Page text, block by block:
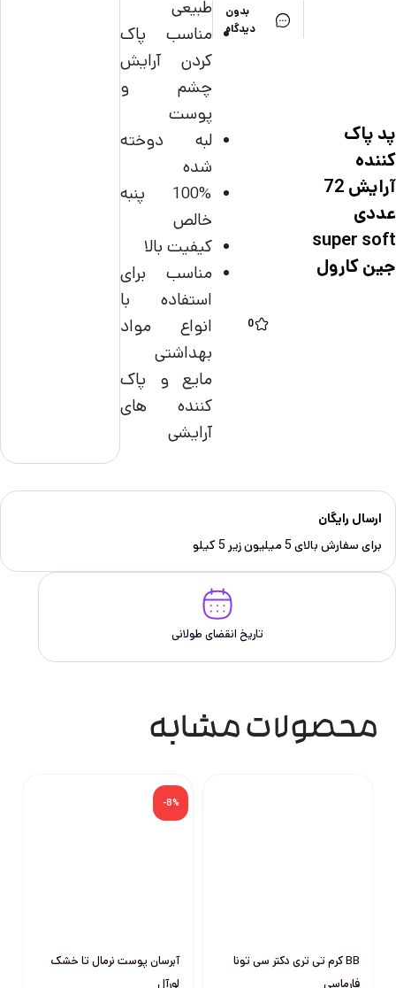
بدون
دیدگاه
0
پد پاک
کننده
آرایش 72
عددی
super soft
جین کارول
طبیعی
مناسب پاک
کردن آرایش
چشم و
پوست
لبه دوخته
شده
100% پنبه
خالص
کیفیت بالا
مناسب برای
استفاده با
انواع مواد
بهداشتی
مایع و پاک
کننده های
آرایشی
ارسال رایگان
برای سفارش‌ بالای 5 میلیون زیر 5 کیلو
تاریخ انقضای طولانی
محصولات مشابه
BB کرم تی تری دکتر سی تونا
فارماسی
-8%
آبرسان پوست نرمال تا خشک
لورآل